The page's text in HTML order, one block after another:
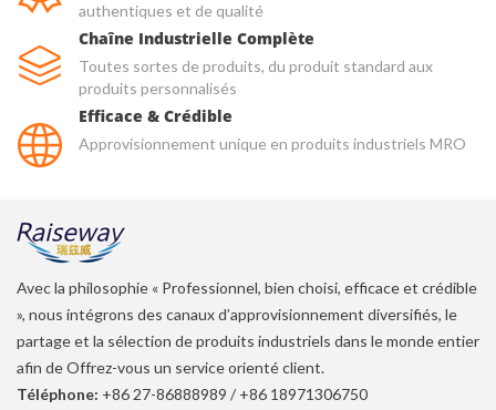
authentiques et de qualité
Chaîne Industrielle Complète
Toutes sortes de produits, du produit standard aux
produits personnalisés
Efficace & Crédible
Approvisionnement unique en produits industriels MRO
Avec la philosophie « Professionnel, bien choisi, efficace et crédible
», nous intégrons des canaux d’approvisionnement diversifiés, le
partage et la sélection de produits industriels dans le monde entier
afin de Offrez-vous un service orienté client.
Téléphone: +86 27-86888989 / +86 18971306750